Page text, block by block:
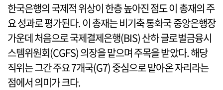
한국은행의 국제적 위상이 한층 높아진 점도 이 총재의 주
요 성과로 평가된다. 이 총재는 비기축 통화국 중앙은행장
가운데 처음으로 국제결제은행(BIS) 산하 글로벌금융시
스템위원회(CGFS) 의장을 맡으며 주목을 받았다. 해당
직위는 그간 주요 7개국(G7) 중심으로 맡아온 자리라는
점에서 의미가 크다.